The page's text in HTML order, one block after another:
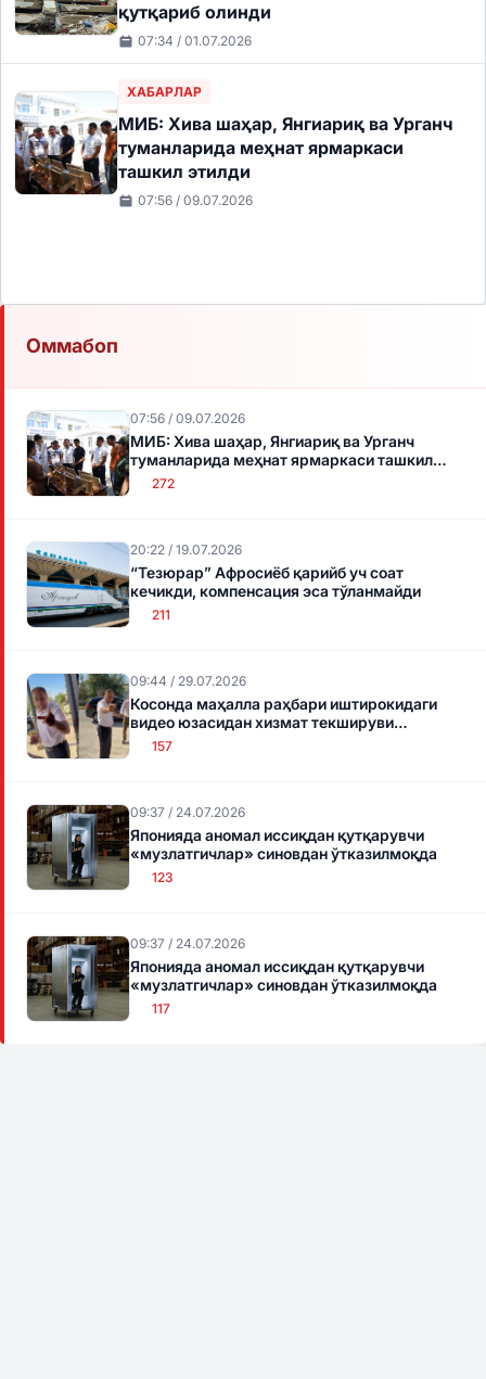
қутқариб олинди
07:34 / 01.07.2026
ХАБАРЛАР
МИБ: Хива шаҳар, Янгиариқ ва Урганч
туманларида меҳнат ярмаркаси
ташкил этилди
07:56 / 09.07.2026
Оммабоп
07:56 / 09.07.2026
МИБ: Хива шаҳар, Янгиариқ ва Урганч
туманларида меҳнат ярмаркаси ташкил
этилди
272
20:22 / 19.07.2026
“Тезюрар” Афросиёб қарийб уч соат
кечикди, компенсация эса тўланмайди
211
09:44 / 29.07.2026
Косонда маҳалла раҳбари иштирокидаги
видео юзасидан хизмат текшируви
бошланди
157
09:37 / 24.07.2026
Японияда аномал иссиқдан қутқарувчи
«музлатгичлар» синовдан ўтказилмоқда
123
09:37 / 24.07.2026
Японияда аномал иссиқдан қутқарувчи
«музлатгичлар» синовдан ўтказилмоқда
117